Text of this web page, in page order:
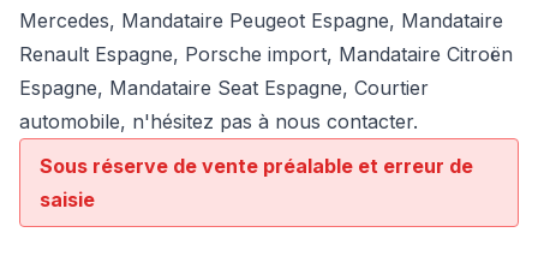
Mercedes, Mandataire Peugeot Espagne, Mandataire
Renault Espagne, Porsche import, Mandataire Citroën
Espagne, Mandataire Seat Espagne, Courtier
automobile, n'hésitez pas à nous contacter.
Sous réserve de vente préalable et erreur de
saisie